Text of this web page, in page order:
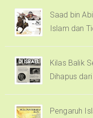
Saad bin
Islam dan
Kilas Balik
Dihapus
Pengaruh